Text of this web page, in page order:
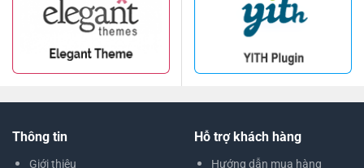
Thông tin
Giới thiệu
Hỗ trợ khách hàng
Hướng dẫn mua hàng